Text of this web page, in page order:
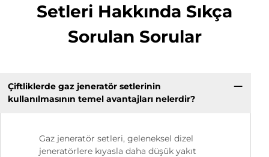
Setleri Hakkında Sıkça
Sorulan Sorular
Çiftliklerde gaz jeneratör setlerinin
kullanılmasının temel avantajları nelerdir?
Gaz jeneratör setleri, geleneksel dizel
jeneratörlere kıyasla daha düşük yakıt